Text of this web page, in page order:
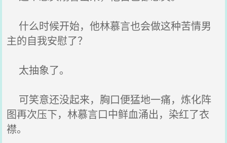
什么时候开始，他林慕言也会做这种苦情男
主的自我安慰了？
太抽象了。
可笑意还没起来，胸口便猛地一痛，炼化阵
图再次压下，林慕言口中鲜血涌出，染红了衣
襟。